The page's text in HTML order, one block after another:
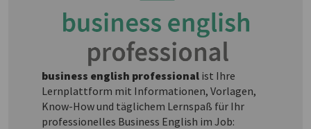
business english professional ist Ihre
Lernplattform mit Informationen, Vorlagen,
Know-How und täglichem Lernspaß für Ihr
professionelles Business English im Job: